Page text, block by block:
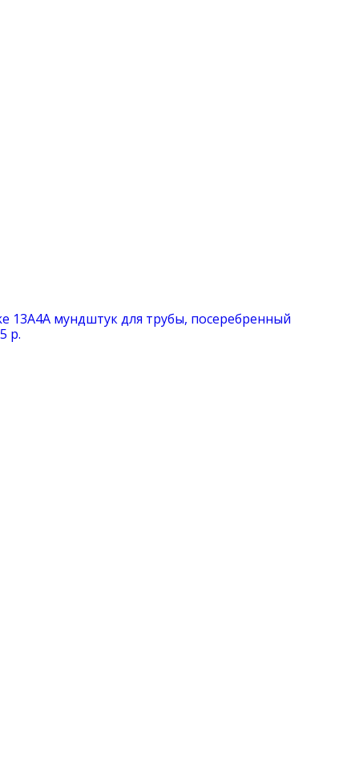
13A4A мундштук для трубы, посеребренный
р.